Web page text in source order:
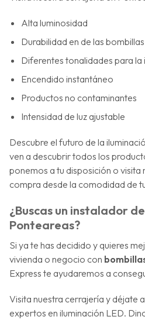
Alta luminosidad
Durabilidad en de las
Diferentes tonalidades para la
Encendido instantáneo
Productos no contaminantes
Intensidad de luz ajustable
Descubre el futuro de la
ven a descubrir todos los
ponemos a tu disposición o visita
compra desde la comodidad de
¿Buscas un instalador
Ponteareas?
Si ya te has decidido y quieres
vivienda o negocio con
Express te ayudaremos a
Visita nuestra cerrajería y déjate
expertos en iluminación LED.